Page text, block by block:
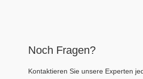
Noch Fragen?
Kontaktieren Sie unsere Experten